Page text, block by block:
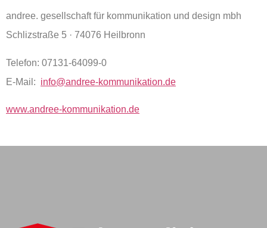
andree. gesellschaft für kommunikation und design mbh
Schlizstraße 5 · 74076 Heilbronn
Telefon: 07131-64099-0
E-Mail: info@andree-kommunikation.de
www.andree-kommunikation.de